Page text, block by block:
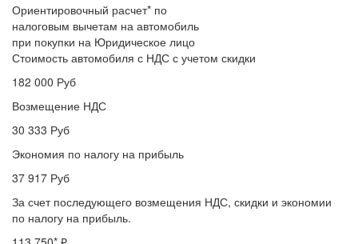
Ориентировочный расчет* по
налоговым вычетам на автомобиль
при покупки на Юридическое лицо
Стоимость автомобиля с НДС с учетом скидки
182 000 Руб
Возмещение НДС
30 333 Руб
Экономия по налогу на прибыль
37 917 Руб
За счет последующего возмещения НДС, скидки и экономии
по налогу на прибыль.